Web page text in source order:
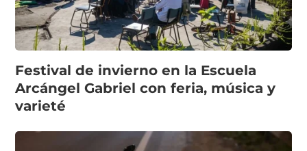
Festival de invierno en la Escuela
Arcángel Gabriel con feria, música y
varieté